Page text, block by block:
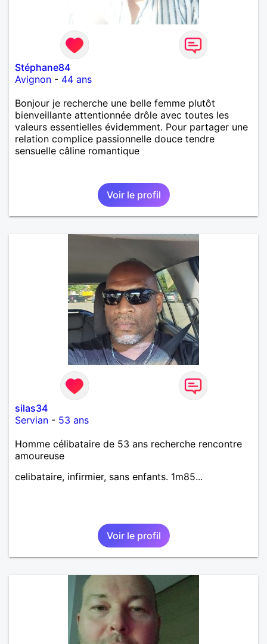
Stéphane84
Avignon - 44 ans
Bonjour je recherche une belle femme plutôt
bienveillante attentionnée drôle avec toutes les
valeurs essentielles évidemment. Pour partager une
relation complice passionnelle douce tendre
sensuelle câline romantique
Voir le profil
silas34
Servian - 53 ans
Homme célibataire de 53 ans recherche rencontre
amoureuse
celibataire, infirmier, sans enfants. 1m85...
Voir le profil